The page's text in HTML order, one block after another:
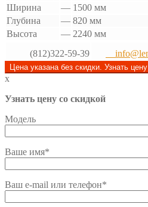
Ширина
— 1500 мм
Глубина
— 820 мм
Высота
— 2240 мм
(812)322-59-39
Цена указана без скидки. Узнать
x
Узнать цену со скидкой
Модель
Ваше имя*
Ваш e-mail или телефон*